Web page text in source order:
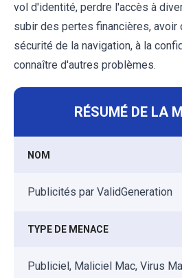
vol d'identité, perdre l'accès à
subir des pertes financières,
sécurité de la navigation, à la
connaître d'autres problèmes.
RÉSUMÉ DE LA
NOM
Publicités par ValidGeneration
TYPE DE MENACE
Publiciel, Maliciel Mac, Virus